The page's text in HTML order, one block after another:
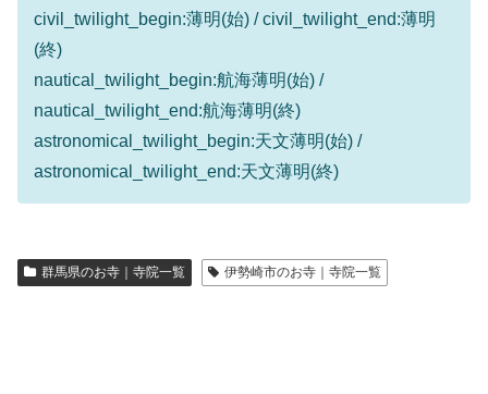
civil_twilight_begin:薄明(始) / civil_twilight_end:薄明
(終)
nautical_twilight_begin:航海薄明(始) /
nautical_twilight_end:航海薄明(終)
astronomical_twilight_begin:天文薄明(始) /
astronomical_twilight_end:天文薄明(終)
群馬県のお寺｜寺院一覧 伊勢崎市のお寺｜寺院一覧